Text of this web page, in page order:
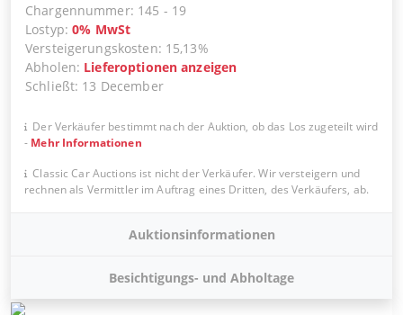
Chargennummer: 145 - 19
Lostyp:0% MwSt
Versteigerungskosten: 15,13%
Abholen: Lieferoptionen anzeigen
Schließt: 13 December
Der Verkäufer bestimmt nach der Auktion, ob das Los zugeteilt wird
- Mehr Informationen
Classic Car Auctions ist nicht der Verkäufer. Wir versteigern und
rechnen als Vermittler im Auftrag eines Dritten, des Verkäufers, ab.
Auktionsinformationen
Besichtigungs- und Abholtage